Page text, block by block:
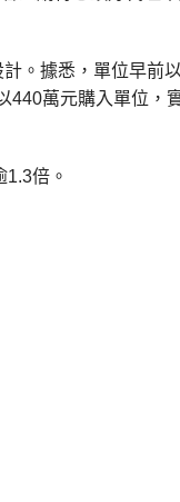
。據悉，單位早前
440萬元購入單位，
倍。